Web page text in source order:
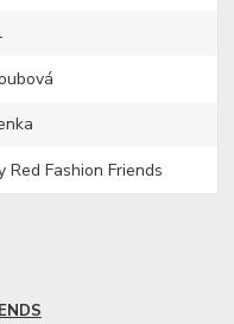
Red Fashion Friends